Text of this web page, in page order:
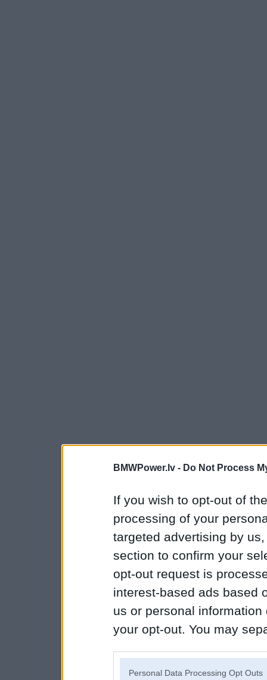
BMWPower.lv - Do Not Process
If you wish to opt-out of
processing of your
targeted advertising by
section to confirm your
opt-out request is
interest-based ads based
us or personal
your opt-out. You may
Personal Data Processing Opt Outs